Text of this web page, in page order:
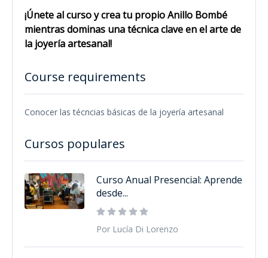
¡Únete al curso y crea tu propio Anillo Bombé
mientras dominas una técnica clave en el arte de
la joyería artesanal!
Course requirements
Conocer las técncias básicas de la joyería artesanal
Cursos populares
Curso Anual Presencial: Aprende
desde...
Por Lucía Di Lorenzo